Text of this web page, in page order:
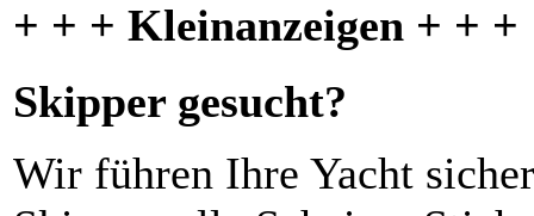
+ + + Kleinanzeigen + + +
Skipper gesucht?
Wir führen Ihre Yacht